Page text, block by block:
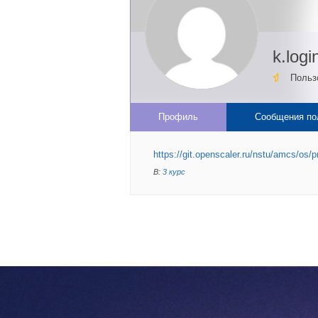
Профиль Сообщения
https://git.openscaler.ru/nstu/amcs/os/
В: 3 курс